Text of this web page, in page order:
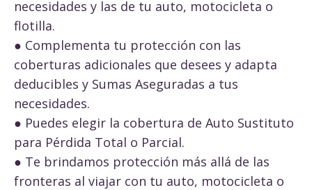
necesidades y las de tu auto, motocicleta o
flotilla.
● Complementa tu protección con las
coberturas adicionales que desees y adapta
deducibles y Sumas Aseguradas a tus
necesidades.
● Puedes elegir la cobertura de Auto Sustituto
para Pérdida Total o Parcial.
● Te brindamos protección más allá de las
fronteras al viajar con tu auto, motocicleta o